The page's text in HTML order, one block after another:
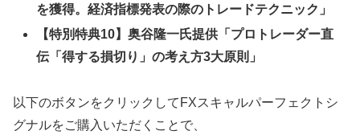
を獲得。経済指標発表の際のトレードテクニック」
【特別特典10】奥谷隆一氏提供「プロトレーダー直
伝「得する損切り」の考え方3大原則」
以下のボタンをクリックしてFXスキャルパーフェクトシ
グナルをご購入いただくことで、